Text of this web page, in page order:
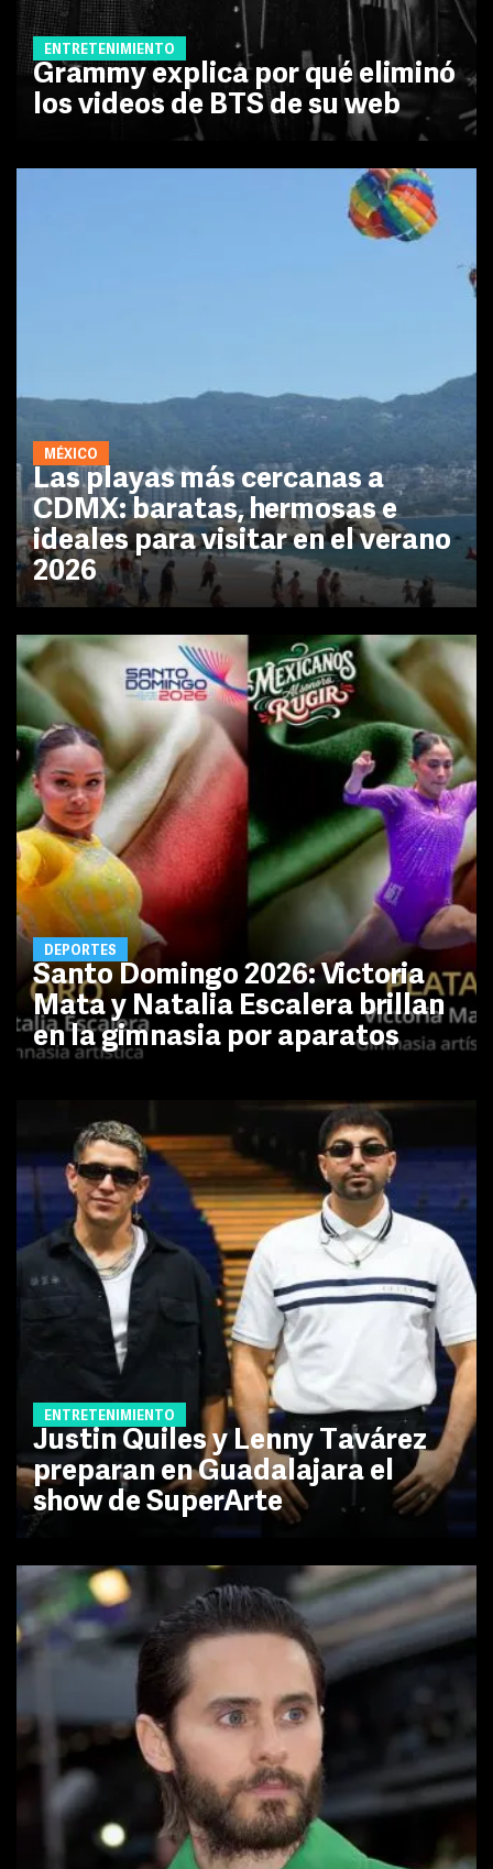
ENTRETENIMIENTO
Grammy explica por qué eliminó
los videos de BTS de su web
MÉXICO
Las playas más cercanas a
CDMX: baratas, hermosas e
ideales para visitar en el verano
2026
DEPORTES
Santo Domingo 2026: Victoria
Mata y Natalia Escalera brillan
en la gimnasia por aparatos
ENTRETENIMIENTO
Justin Quiles y Lenny Tavárez
preparan en Guadalajara el
show de SuperArte